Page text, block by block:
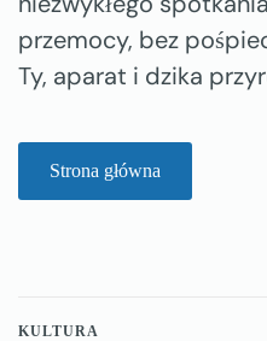
przemocy, bez
Ty, aparat i dzika
Strona główna
KULTURA